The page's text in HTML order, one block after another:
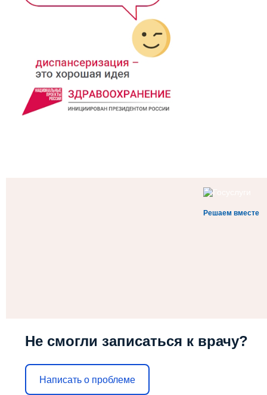
Решаем вместе
Не смогли записаться к врачу?
Написать о проблеме